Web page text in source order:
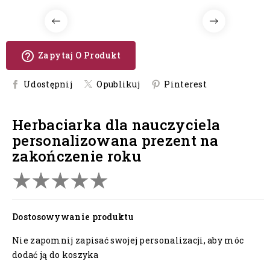
help_outline Zapytaj O Produkt
Udostępnij Opublikuj Pinterest
herbaciarka dla nauczyciela
personalizowana prezent na
zakończenie roku
Dostosowywanie produktu
Nie zapomnij zapisać swojej personalizacji, aby móc
dodać ją do koszyka